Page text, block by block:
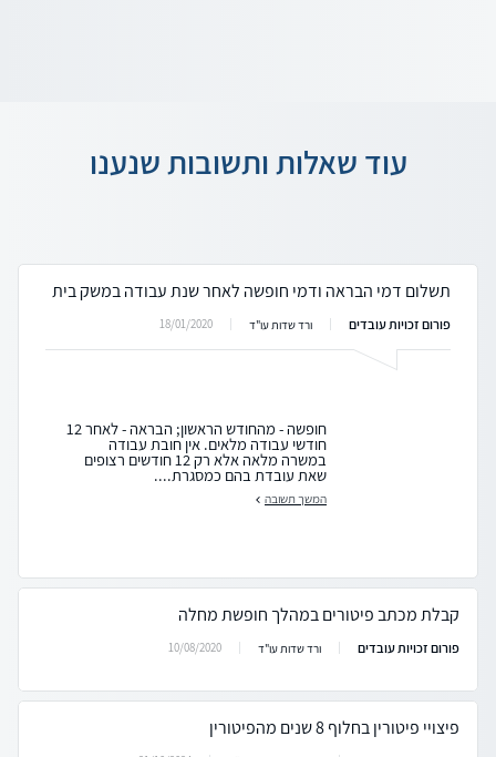
עוד שאלות ותשובות שנענו
תשלום דמי הבראה ודמי חופשה לאחר שנת עבודה במשק בית
פורום זכויות עובדים ורד שדות עו"ד 18/01/2020
חופשה - מהחודש הראשון; הבראה - לאחר 12
חודשי עבודה מלאים. אין חובת עבודה
במשרה מלאה אלא רק 12 חודשים רצופים
שאת עובדת בהם כמסגרת....
המשך תשובה
קבלת מכתב פיטורים במהלך חופשת מחלה
פורום זכויות עובדים ורד שדות עו"ד 10/08/2020
פיצויי פיטורין בחלוף 8 שנים מהפיטורין